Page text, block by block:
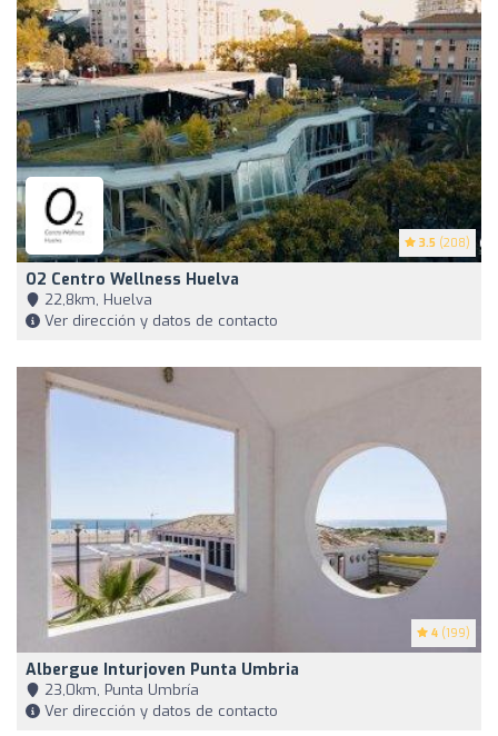
3.5 (208)
O2 Centro Wellness Huelva
22,8km, Huelva
Ver dirección y datos de contacto
4 (199)
Albergue Inturjoven Punta Umbria
23,0km, Punta Umbría
Ver dirección y datos de contacto